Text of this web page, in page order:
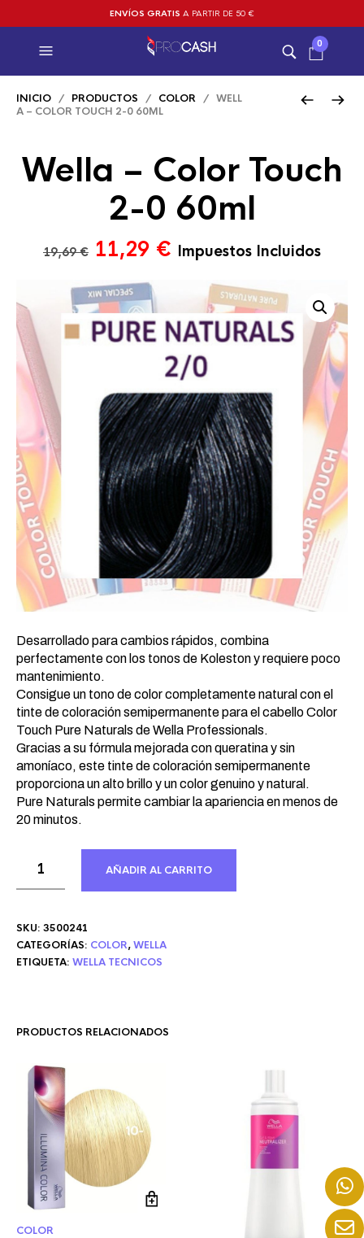
ENVÍOS GRATIS A PARTIR DE 50 €
0
INICIO / PRODUCTOS / COLOR / WELL
A – COLOR TOUCH 2-0 60ML
Wella – Color Touch
2-0 60ml
19,69€ El
original
era:
19,69 €.
11,29 € El
precio
actual
es:
11,29 €.
Impuestos Incluidos
Desarrollado para cambios rápidos, combina
perfectamente con los tonos de Koleston y requiere poco
mantenimiento.
Consigue un tono de color completamente natural con el
tinte de coloración semipermanente para el cabello Color
Touch Pure Naturals de Wella Professionals.
Gracias a su fórmula mejorada con queratina y sin
amoníaco, este tinte de coloración semipermanente
proporciona un alto brillo y un color genuino y natural.
Pure Naturals permite cambiar la apariencia en menos de
20 minutos.
AÑADIR AL CARRITO
SKU: 3500241
CATEGORÍAS: COLOR,WELLA
ETIQUETA: WELLA TECNICOS
PRODUCTOS RELACIONADOS
COLOR